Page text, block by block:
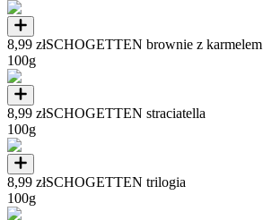
8,99 złSCHOGETTEN brownie z karmelem
100g
8,99 złSCHOGETTEN straciatella
100g
8,99 złSCHOGETTEN trilogia
100g